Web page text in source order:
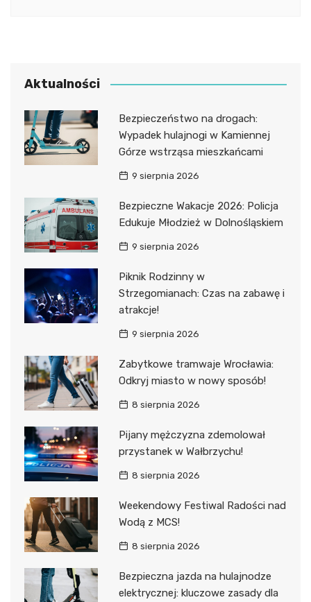
Aktualności
Bezpieczeństwo na drogach:
Wypadek hulajnogi w Kamiennej
Górze wstrząsa mieszkańcami
9 sierpnia 2026
Bezpieczne Wakacje 2026: Policja
Edukuje Młodzież w Dolnośląskiem
9 sierpnia 2026
Piknik Rodzinny w
Strzegomianach: Czas na zabawę i
atrakcje!
9 sierpnia 2026
Zabytkowe tramwaje Wrocławia:
Odkryj miasto w nowy sposób!
8 sierpnia 2026
Pijany mężczyzna zdemolował
przystanek w Wałbrzychu!
8 sierpnia 2026
Weekendowy Festiwal Radości nad
Wodą z MCS!
8 sierpnia 2026
Bezpieczna jazda na hulajnodze
elektrycznej: kluczowe zasady dla